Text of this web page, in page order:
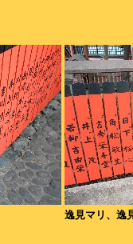
逸見マリ、逸